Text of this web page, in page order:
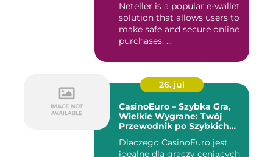
Neteller is a popular e-wallet
solution that allows users to
make safe and secure online
purchases. ...
26. jul
CasinoEuro – Szybka Gra,
Wielkie Wygrane: Twój
Przewodnik po Szybkich
Dlaczego CasinoEuro jest
idealne dla graczy ceniących